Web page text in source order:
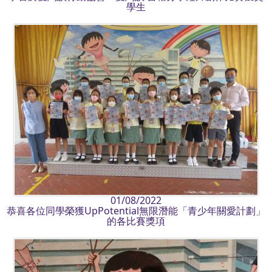
學生
01/08/2022
恭喜各位同學榮獲UpPotential無限潛能「青少年關愛計劃」
的各比賽獎項